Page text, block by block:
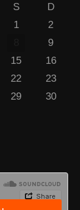
S
D
1
2
9
15
16
22
23
29
30